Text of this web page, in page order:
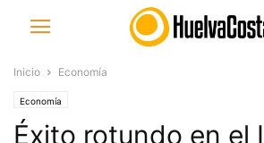
Inicio Economía
Economía
Éxito rotundo en el